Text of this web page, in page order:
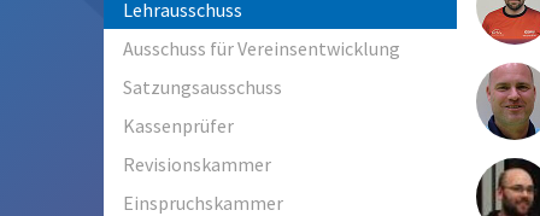
Lehrausschuss
Ausschuss für Vereinsentwicklung
Satzungsausschuss
Kassenprüfer
Revisionskammer
Einspruchskammer